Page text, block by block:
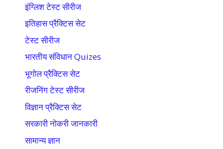
इंग्लिश टेस्ट सीरीज
इतिहास प्रैक्टिस सेट
टेस्ट सीरीज
भारतीय संविधान Quizes
भूगोल प्रैक्टिस सेट
रीजनिंग टेस्ट सीरीज
विज्ञान प्रैक्टिस सेट
सरकारी नोकरी जानकारी
सामान्य ज्ञान